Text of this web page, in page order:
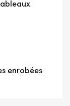
enrobées